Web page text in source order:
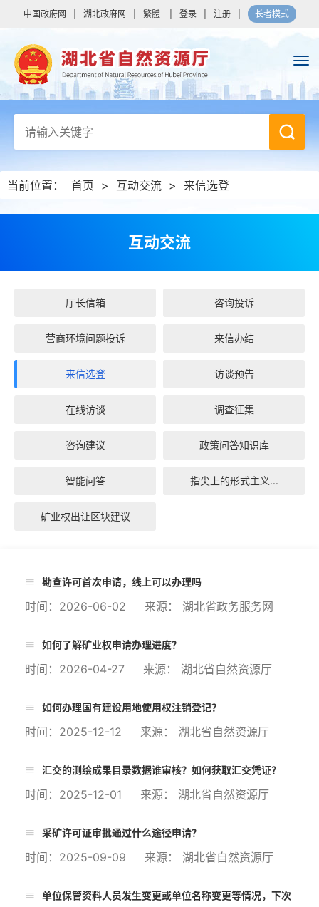
中国政府网 湖北政府网 繁體 登录 注册 长者模式
当前位置： 首页 > 互动交流 > 来信选登
互动交流
厅长信箱 咨询投诉
营商环境问题投诉 来信办结
来信选登 访谈预告
在线访谈 调查征集
咨询建议 政策问答知识库
智能问答 指尖上的形式主义...
矿业权出让区块建议
勘查许可首次申请，线上可以办理吗
时间：2026-06-02 来源： 湖北省政务服务网
如何了解矿业权申请办理进度？
时间：2026-04-27 来源： 湖北省自然资源厅
如何办理国有建设用地使用权注销登记？
时间：2025-12-12 来源： 湖北省自然资源厅
汇交的测绘成果目录数据谁审核？如何获取汇交凭证？
时间：2025-12-01 来源： 湖北省自然资源厅
采矿许可证审批通过什么途径申请？
时间：2025-09-09 来源： 湖北省自然资源厅
单位保管资料人员发生变更或单位名称变更等情况，下次